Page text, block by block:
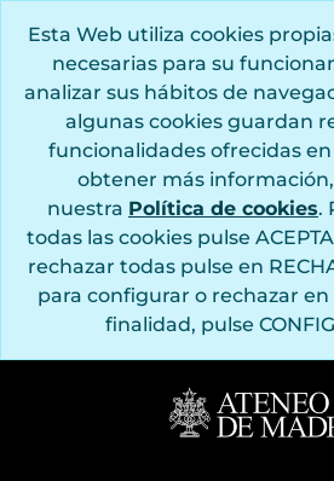
Esta Web utiliza cookies
necesarias para su
analizar sus hábitos de
algunas cookies guardan
funcionalidades ofrecidas en
obtener más
nuestra Política de cookies.
todas las cookies pulse
rechazar todas pulse en
para configurar o rechazar
finalidad, pulse